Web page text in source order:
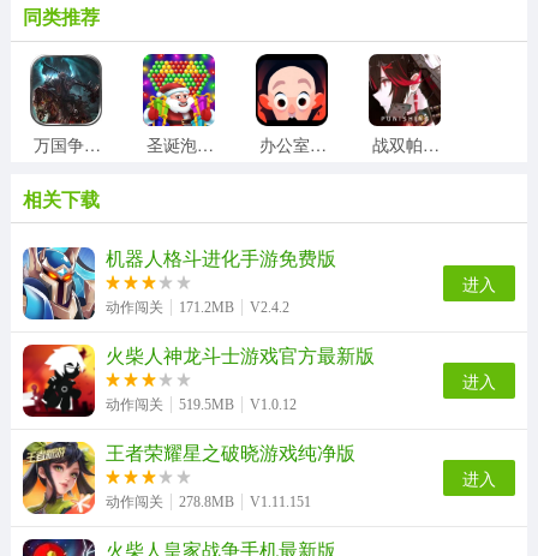
同类推荐
万国争霸至尊版 圣诞泡泡龙安卓直装版 办公室逃亡生存20秒最新版 战双帕弥什手机免费版
九黎免费版 迷你dayz2（MiniDayZ2）官方正版 城市机械战警安卓官方版
战斗方块剧场通用版 寻将记直装游戏版 巨神战击队3游戏官方版
天启之门游戏无广告版 花园战争游戏绿色版 烟雨江湖wiki免费原版
相关下载
机器人格斗进化手游免费版
动作闯关 171.2MB V2.4.2
进入
火柴人神龙斗士游戏官方最新版
动作闯关 519.5MB V1.0.12
进入
王者荣耀星之破晓游戏纯净版
动作闯关 278.8MB V1.11.151
进入
火柴人皇家战争手机最新版